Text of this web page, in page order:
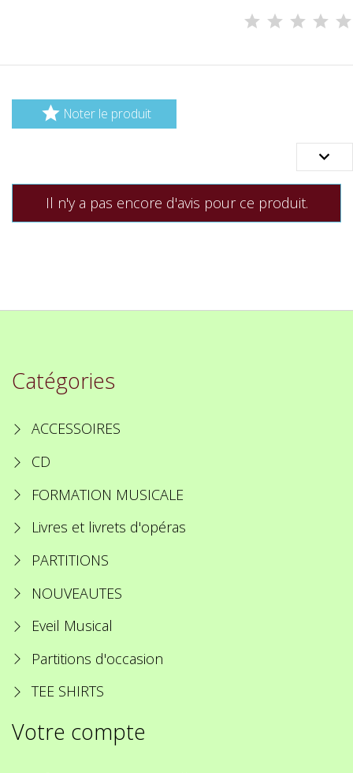
 Noter le produit

Il n'y a pas encore d'avis pour ce produit.
Catégories
ACCESSOIRES
CD
FORMATION MUSICALE
Livres et livrets d'opéras
PARTITIONS
NOUVEAUTES
Eveil Musical
Partitions d'occasion
TEE SHIRTS
Votre compte